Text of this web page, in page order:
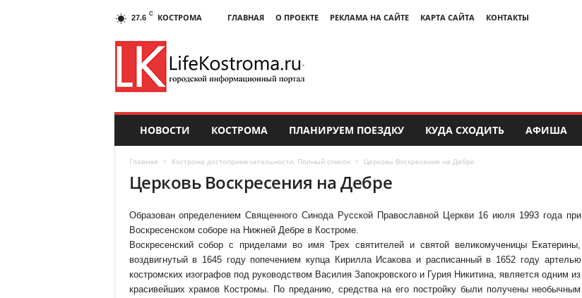
27.6 C КОСТРОМА ГЛАВНАЯ О ПРОЕКТЕ РЕКЛАМА НА САЙТЕ КАРТА САЙТА КОНТАКТЫ
НОВОСТИ КОСТРОМА ПЛАНИРУЕМ ПОЕЗДКУ КУДА СХОДИТЬ АФИША
Главная Кострома достопримечательности. Полный список Церковь Воскресения на Дебре
Церковь Воскресения на Дебре
Образован определением Священного Синода Русской Православной Церкви 16 июля 1993 года при
Воскресенском соборе на Нижней Дебре в Костроме.
Воскресенский собор с приделами во имя Трех святителей и святой великомученицы Екатерины,
воздвигнутый в 1645 году попечением купца Кирилла Исакова и расписанный в 1652 году артелью
костромских изографов под руководством Василия Запокровского и Гурия Никитина, является одним из
красивейших храмов Костромы. По преданию, средства на его постройку были получены необычным